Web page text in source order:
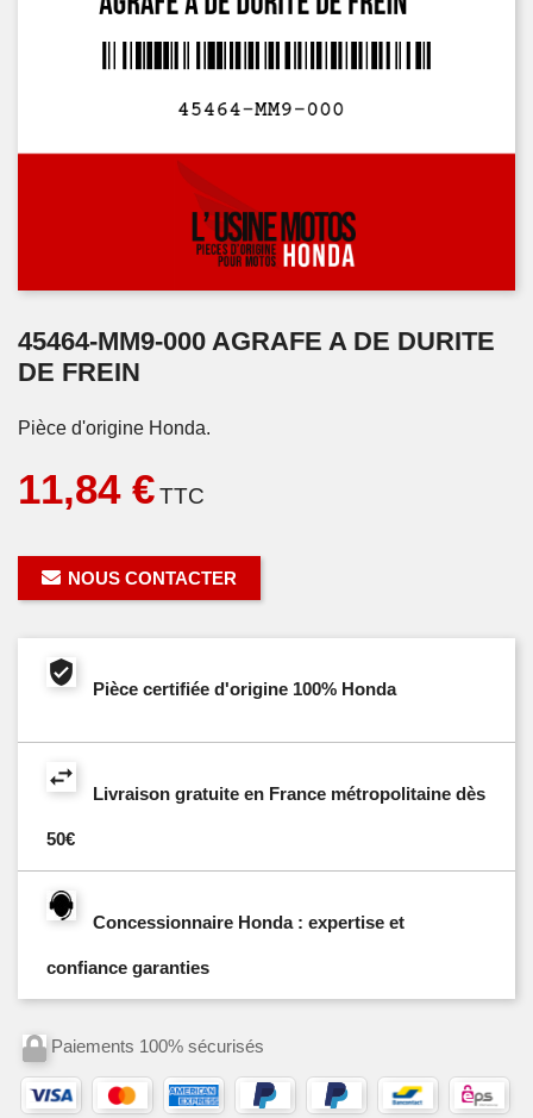
45464-MM9-000 AGRAFE A DE DURITE
DE FREIN
Pièce d'origine Honda.
11,84 €TTC
NOUS CONTACTER
Pièce certifiée d'origine 100% Honda
Livraison gratuite en France métropolitaine dès
50€
Concessionnaire Honda : expertise et
confiance garanties
Paiements 100% sécurisés